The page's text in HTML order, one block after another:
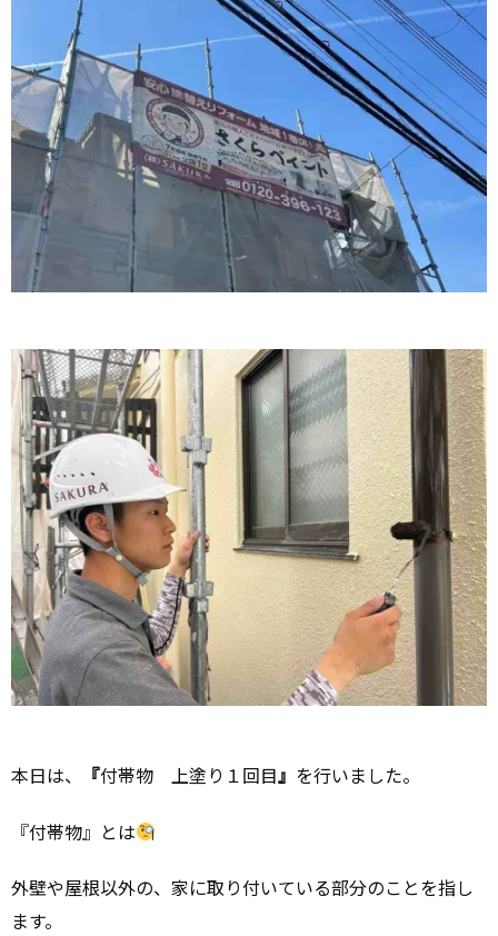
本日は、 『付帯物 上塗り１回目』 を行いました。
『付帯物』とは
外壁や屋根以外の、家に取り付いている部分のことを指し
ます。